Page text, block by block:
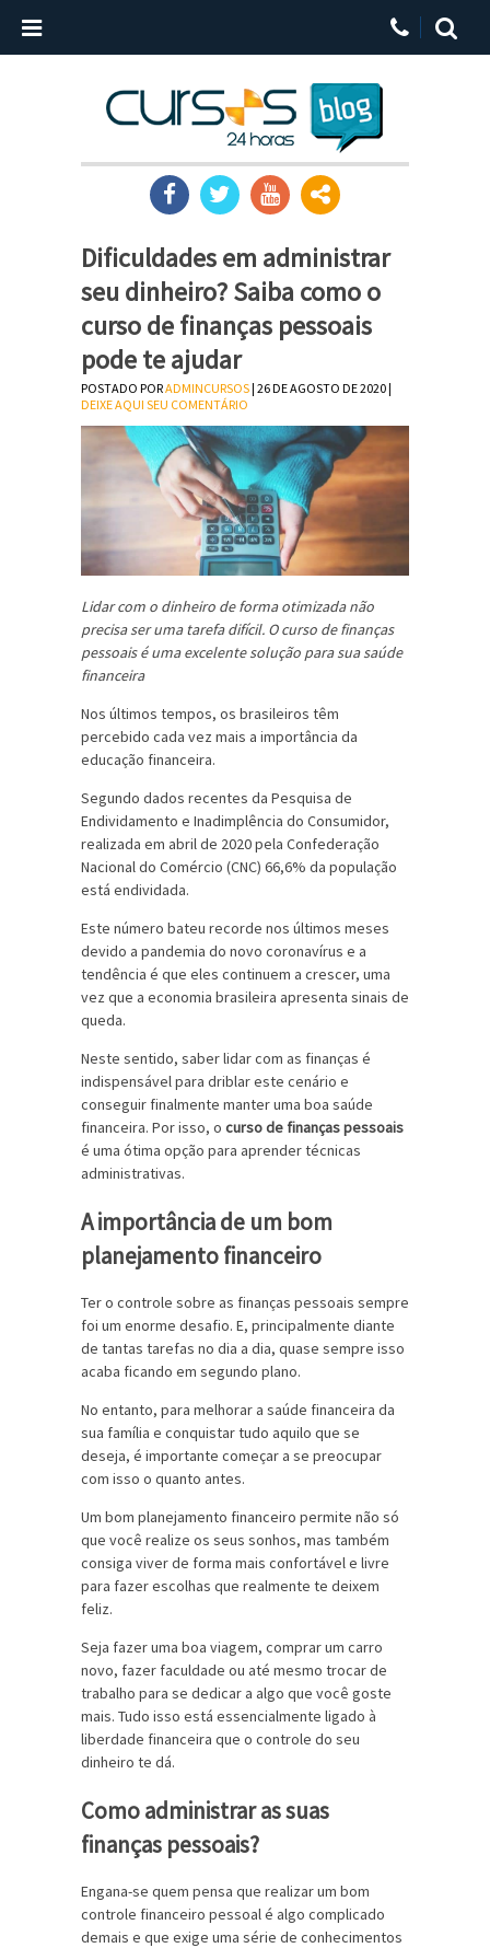
Dificuldades em administrar
seu dinheiro? Saiba como o
curso de finanças pessoais
pode te ajudar
POSTADO PORADMINCURSOS| 26 DE AGOSTO DE 2020 |
DEIXE AQUI SEU COMENTÁRIO
Lidar com o dinheiro de forma otimizada não
precisa ser uma tarefa difícil. O curso de finanças
pessoais é uma excelente solução para sua saúde
financeira
Nos últimos tempos, os brasileiros têm
percebido cada vez mais a importância da
educação financeira.
Segundo dados recentes da Pesquisa de
Endividamento e Inadimplência do Consumidor,
realizada em abril de 2020 pela Confederação
Nacional do Comércio (CNC) 66,6% da população
está endividada.
Este número bateu recorde nos últimos meses
devido a pandemia do novo coronavírus e a
tendência é que eles continuem a crescer, uma
vez que a economia brasileira apresenta sinais de
queda.
Neste sentido, saber lidar com as finanças é
indispensável para driblar este cenário e
conseguir finalmente manter uma boa saúde
financeira. Por isso, o curso de finanças pessoais
é uma ótima opção para aprender técnicas
administrativas.
A importância de um bom
planejamento financeiro
Ter o controle sobre as finanças pessoais sempre
foi um enorme desafio. E, principalmente diante
de tantas tarefas no dia a dia, quase sempre isso
acaba ficando em segundo plano.
No entanto, para melhorar a saúde financeira da
sua família e conquistar tudo aquilo que se
deseja, é importante começar a se preocupar
com isso o quanto antes.
Um bom planejamento financeiro permite não só
que você realize os seus sonhos, mas também
consiga viver de forma mais confortável e livre
para fazer escolhas que realmente te deixem
feliz.
Seja fazer uma boa viagem, comprar um carro
novo, fazer faculdade ou até mesmo trocar de
trabalho para se dedicar a algo que você goste
mais. Tudo isso está essencialmente ligado à
liberdade financeira que o controle do seu
dinheiro te dá.
Como administrar as suas
finanças pessoais?
Engana-se quem pensa que realizar um bom
controle financeiro pessoal é algo complicado
demais e que exige uma série de conhecimentos